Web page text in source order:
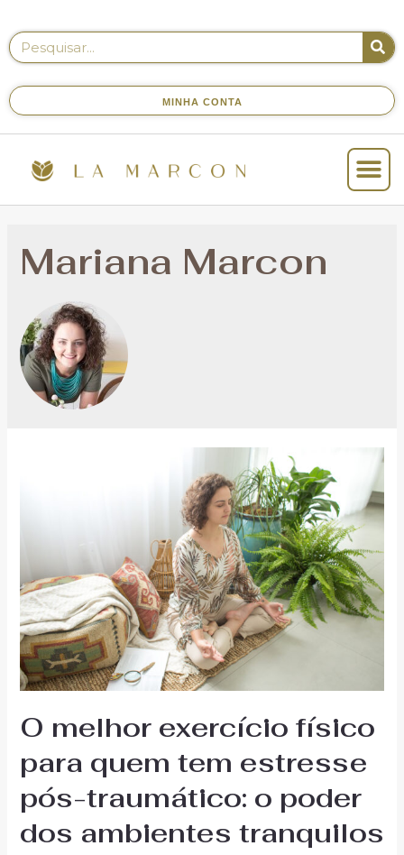
MINHA CONTA
Mariana Marcon
O melhor exercício físico
para quem tem estresse
pós-traumático: o poder
dos ambientes tranquilos